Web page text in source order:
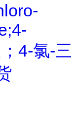
4-氯-三